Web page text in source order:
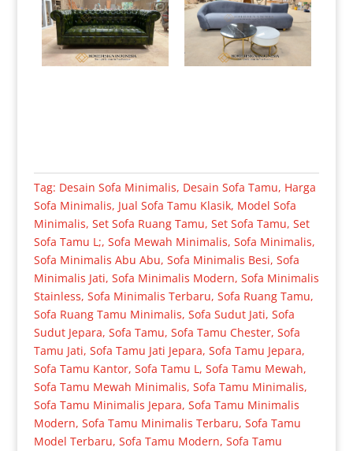
Tag: Desain Sofa Minimalis, Desain Sofa Tamu, Harga
Sofa Minimalis, Jual Sofa Tamu Klasik, Model Sofa
Minimalis, Set Sofa Ruang Tamu, Set Sofa Tamu, Set
Sofa Tamu L;, Sofa Mewah Minimalis, Sofa Minimalis,
Sofa Minimalis Abu Abu, Sofa Minimalis Besi, Sofa
Minimalis Jati, Sofa Minimalis Modern, Sofa Minimalis
Stainless, Sofa Minimalis Terbaru, Sofa Ruang Tamu,
Sofa Ruang Tamu Minimalis, Sofa Sudut Jati, Sofa
Sudut Jepara, Sofa Tamu, Sofa Tamu Chester, Sofa
Tamu Jati, Sofa Tamu Jati Jepara, Sofa Tamu Jepara,
Sofa Tamu Kantor, Sofa Tamu L, Sofa Tamu Mewah,
Sofa Tamu Mewah Minimalis, Sofa Tamu Minimalis,
Sofa Tamu Minimalis Jepara, Sofa Tamu Minimalis
Modern, Sofa Tamu Minimalis Terbaru, Sofa Tamu
Model Terbaru, Sofa Tamu Modern, Sofa Tamu